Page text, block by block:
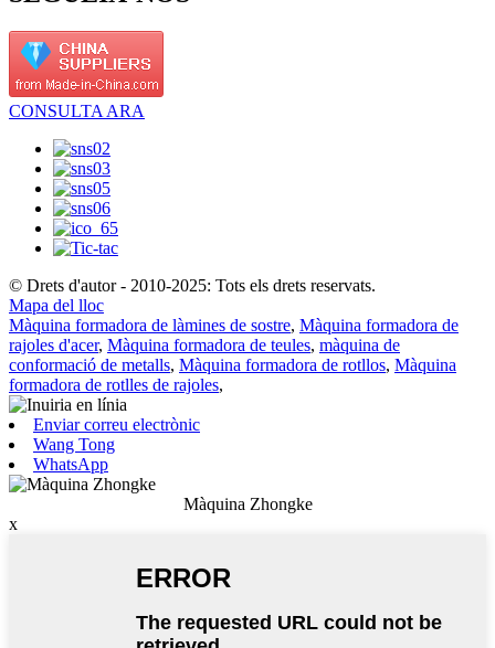
CONSULTA ARA
© Drets d'autor - 2010-2025: Tots els drets reservats.
Mapa del lloc
Màquina formadora de làmines de sostre, Màquina formadora de
rajoles d'acer, Màquina formadora de teules, màquina de
conformació de metalls, Màquina formadora de rotllos, Màquina
formadora de rotlles de rajoles,
Enviar correu electrònic
Wang Tong
WhatsApp
Màquina Zhongke
x